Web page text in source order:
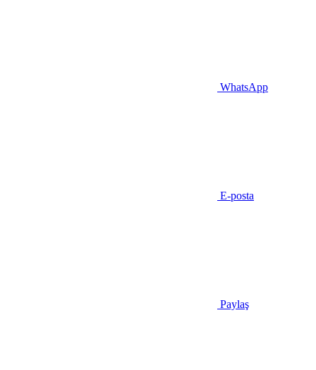
WhatsApp
E-posta
Paylaş